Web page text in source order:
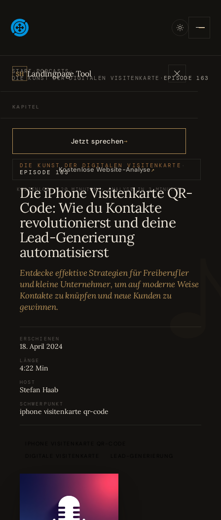
SH Landingpage Tool
KAPITEL
01 Angebote
02 Bücher
Podcasts
04 Bewertungen
Karriere
06 Partnerprogramm
Jetzt sprechen
Kostenlose Website-Analyse↗
KOSTENLOS · 20 MINUTEN · ANALYSE IN 3 MINUTEN
START·PODCASTS·
DIE KUNST DER DIGITALEN VISITENKARTE · EPISODE 163
DIE KUNST DER DIGITALEN VISITENKARTE ·
EPISODE 163
Die iPhone Visitenkarte QR-
Code: Wie du Kontakte
revolutionierst und deine
Lead-Generierung
automatisierst
Entdecke effektive Strategien für Freiberufler
und kleine Unternehmer, um auf moderne Weise
Kontakte zu knüpfen und neue Kunden zu
gewinnen.
ERSCHIENEN
18. April 2024
LÄNGE
4:22 Min
HOST
Stefan Haab
SCHWERPUNKT
iphone visitenkarte qr-code